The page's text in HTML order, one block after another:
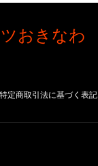
おきなわ
特定商取引法に基づく表記